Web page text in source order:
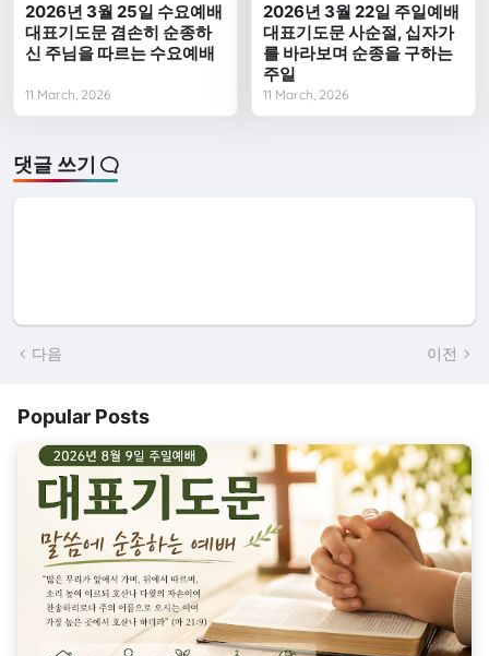
2026년 3월 25일 수요예배
대표기도문 겸손히 순종하
신 주님을 따르는 수요예배
11 March, 2026
2026년 3월 22일 주일예배
대표기도문 사순절, 십자가
를 바라보며 순종을 구하는
주일
11 March, 2026
댓글 쓰기
다음 이전
Popular Posts